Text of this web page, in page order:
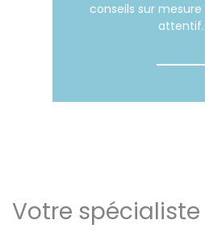
conseils sur mesure
attentif.
Votre spécialiste